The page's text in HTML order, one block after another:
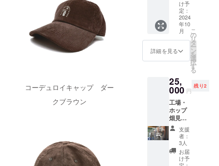
コーデュロイキャップ ダー
クブラウン
で300本
を提供
いたし
ます。
瓶詰後
に残っ
てし
まった
に関し
まして
は、ス
テンレ
ス樽等
に詰め
てイベ
ント時
などに
提供を
予定し
細 厚さ
: 9.4oz
ラー：
パープ
ルネイ
ビー/ミ
100%
オーガ
ニック
コット
ン サイ
ズ:<(a)
着丈/(b)
身幅/(c)
肩幅/(d)
袖丈＞
cm Sサ
ウド
ファン
ディン
グで応
援して
いただ
いた方
して滋
賀県限
定ビー
ルをお
送りさ
せてい
ただき
ます。
シュピ
ゲラウ
シュピ
ゲラウ
グラス
で一緒
に乾杯
しま
しょ
う！
BeerCa
casa（
ビアカ
フェ
ミ・
カー
サ）に
全員集
合！ ＜
内容＞
・お礼
のメッ
け予
定：
2024
年10
月
詳細を見る
こ
の
リ
タ
ー
ン
を
選
択
す
る
25,
000 円
残り2
工場・
ホップ
畑見
学 お
土産缶
ビール
プラ
ン ＜
支援
者：
3人
お届
け予